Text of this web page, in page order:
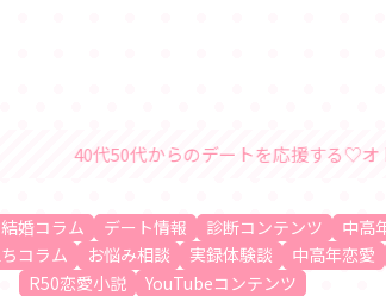
からのデートを応援する♡オトナの恋愛・結
婚コラム デート情報 診断コンテンツ 中高
コラム お悩み相談 実録体験談 中高年恋愛
R50恋愛小説
YouTubeコンテンツ